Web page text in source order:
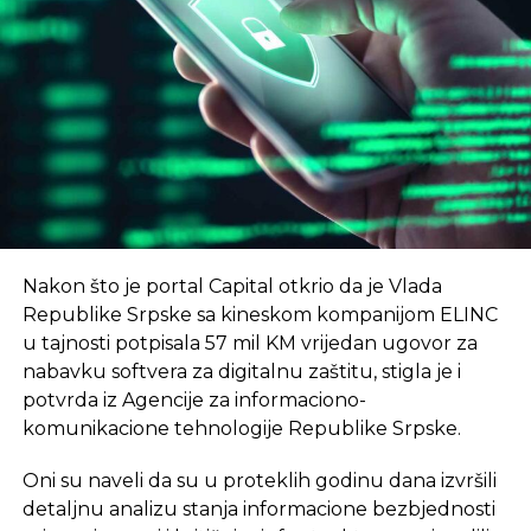
UNIBL, odnosno naši nastavnici i saradnici kroz
angažman u kompanijama koje budu
smještene u NTP – istakao je Radoslav Gajanin,
rektor Univerziteta u Banjaluci, prenosi RTRS.
Nikola Dragović, direktor Naučno-tehnološkog
parka Republike Srpske, najavio je, kako navodi
RTRS, još neke novine.
početi sprovoditi jeste program kampa za koji
intenzivno traje kampanja jedinstveni startap
program za mlade od 18 do 35 godina– rekao je
Dragović.
Vlada Srpske je prošle godine usvojila informaciju o
tehnološki razvoj.
REKLAMA
Cilj je da u 2024. godini broj trgovaca poraste
na preko 2.000, i da ukupan promet preko sajta
bude preko 70 mil EUR– saopšteno je na
eKapija
Nakon što je portal Capital otkrio da je Vlada
Republike Srpske sa kineskom kompanijom ELINC
u tajnosti potpisala 57 mil KM vrijedan ugovor za
nabavku softvera za digitalnu zaštitu, stigla je i
potvrda iz Agencije za informaciono-
komunikacione tehnologije Republike Srpske.
Oni su naveli da su u proteklih godinu dana izvršili
detaljnu analizu stanja informacione bezbjednosti